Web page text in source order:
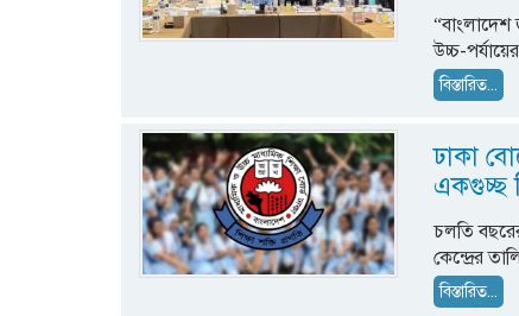
উচ্চ-
বিস্তারিত...
ঢাকা
একগুচ্ছ
চলতি
কেন্দ্রের
বিস্তারিত...